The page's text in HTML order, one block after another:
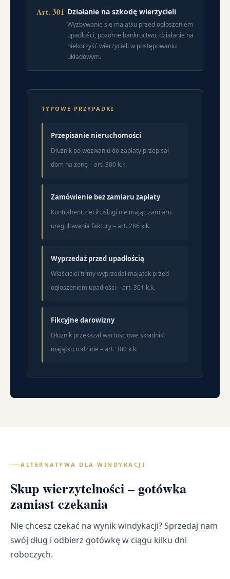
Art. 301 Działanie na szkodę wierzycieli
Wyzbywanie się majątku przed ogłoszeniem
upadłości, pozorne bankructwo, działanie na
niekorzyść wierzycieli w postępowaniu
układowym.
TYPOWE PRZYPADKI
Przepisanie nieruchomości
Dłużnik po wezwaniu do zapłaty przepisał
dom na żonę – art. 300 k.k.
Zamówienie bez zamiaru zapłaty
Kontrahent zlecił usługi nie mając zamiaru
uregulowania faktury – art. 286 k.k.
Wyprzedaż przed upadłością
Właściciel firmy wyprzedał majątek przed
ogłoszeniem upadłości – art. 301 k.k.
Fikcyjne darowizny
Dłużnik przekazał wartościowe składniki
majątku rodzinie – art. 300 k.k.
ALTERNATYWA DLA WINDYKACJI
Skup wierzytelności – gotówka
zamiast czekania
Nie chcesz czekać na wynik windykacji? Sprzedaj nam
swój dług i odbierz gotówkę w ciągu kilku dni
roboczych.